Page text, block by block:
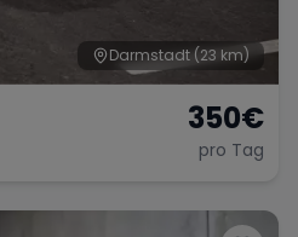
Darmstadt(23 km)
350€
pro Tag